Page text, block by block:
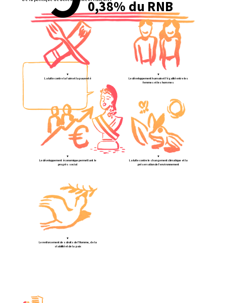
0,38% du RNB
mondialisation mieux
maîtrisée et porteuse de
valeurs humanistes. »
Loi n° 2014-773 du 7
juillet 2014
▼
La lutte contre la faim et la pauvreté
▼
Le développement humain et l’égalité entre les
femmes et les hommes
▼
Le développement économique permettant le
progrès social
▼
La lutte contre le changement climatique et la
préservation de l’environnement
▼
Le renforcement des droits de l’Homme, de la
stabilité et de la paix